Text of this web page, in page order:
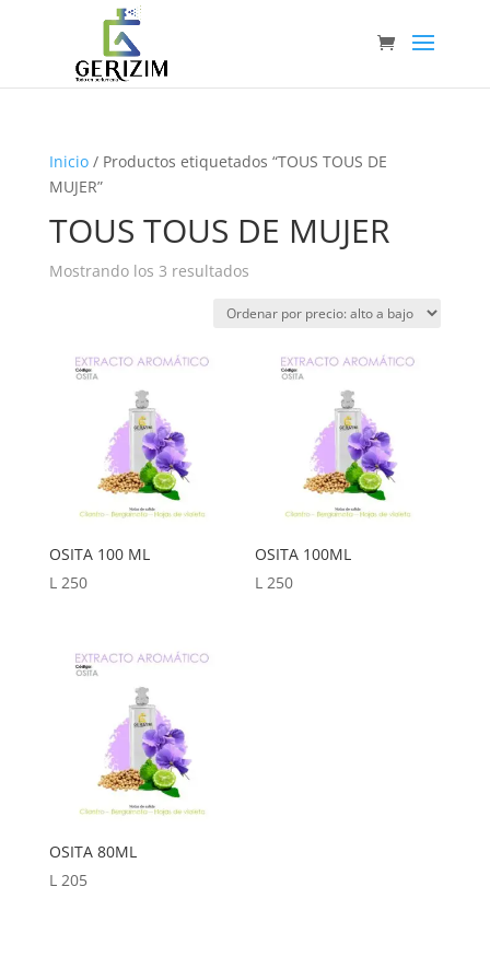
Inicio/ Productos etiquetados “TOUS TOUS DE
MUJER”
TOUS TOUS DE MUJER
Mostrando los 3 resultadosOrdenado
precio:
OSITA 100 ML
L250
OSITA 100ML
L250
OSITA 80ML
L 205